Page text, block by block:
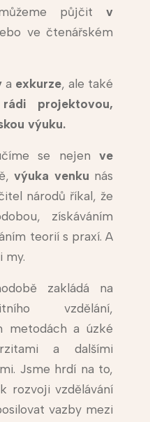
půjčitv
ve čtenářském
a exkurze, ale také
projektovou,
výuku.
se nejenve
výuka venku nás
národů říkal, že
získáváním
teorií s praxí. A
my.
zakládá na
vzdělání,
metodách a úzké
a dalšími
Jsme hrdí na to,
rozvoji vzdělávání
vazby mezi